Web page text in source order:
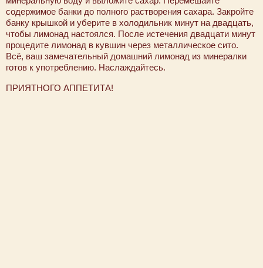
содержимое банки до полного растворения сахара. Закройте
банку крышкой и уберите в холодильник минут на двадцать,
чтобы лимонад настоялся. После истечения двадцати минут
процедите лимонад в кувшин через металлическое сито.
Всё, ваш замечательный домашний лимонад из минералки
готов к употреблению. Наслаждайтесь.
ПРИЯТНОГО АППЕТИТА!